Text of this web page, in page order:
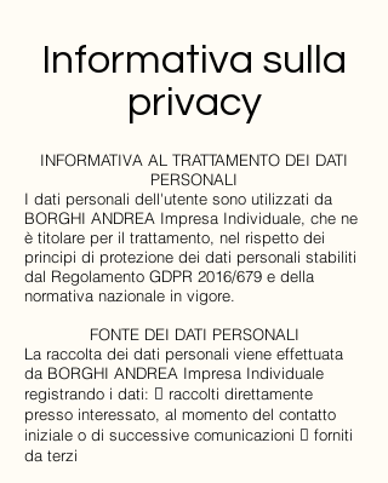
Informativa sulla
privacy
INFORMATIVA AL TRATTAMENTO DEI DATI
PERSONALI
I dati personali dell'utente sono utilizzati da
BORGHI ANDREA Impresa Individuale, che ne
è titolare per il trattamento, nel rispetto dei
principi di protezione dei dati personali stabiliti
dal Regolamento GDPR 2016/679 e della
normativa nazionale in vigore.
FONTE DEI DATI PERSONALI
La raccolta dei dati personali viene effettuata
da BORGHI ANDREA Impresa Individuale
registrando i dati:  raccolti direttamente
presso interessato, al momento del contatto
iniziale o di successive comunicazioni  forniti
da terzi